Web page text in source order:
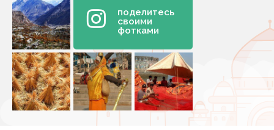
поделитесь
своими
фотками